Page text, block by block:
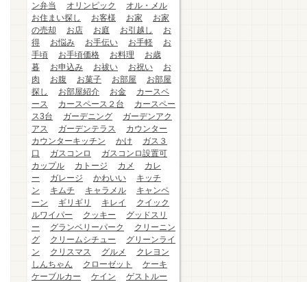
ン弁当
オリンピック
オル・メル
お住まい探し
お客様 お家
お家
の売却
お店 お庭 お引越し
お
得
お悩み お手伝い お手軽
お
手頃
お手頃価格 お料理
お歳
暮
お申込み お祓い お祝い
お
肉
お腹 お菓子 お部屋
お部屋
探し
お部屋紹介 お金
カースペ
ース
カースペース２台
カースペー
ス3台
ガーデニング
ガーデンアク
アス
ガーデンテラス
カウンター
カウンターキッチン
かけ
ガス３
口
ガスコンロ
ガスコンロ設置可
カップル
カトージ カメ
カレ
ー
ガレージ かわいい
キッチ
ン
キムチ キャラメル
キャンペ
ーン
ギリギリ キレイ
クイック
ルワイパー
クッキー
グッドスリ
ー
グランベリーパーク
クリーニン
グ
クリームシチュー
グリーンライ
ン
クリスマス グルメ
クレヨン
しんちゃん
クローゼット
ケーキ
ケーブルカー
ケイン
ゲストルー